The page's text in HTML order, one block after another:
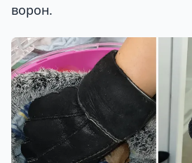
ворон.